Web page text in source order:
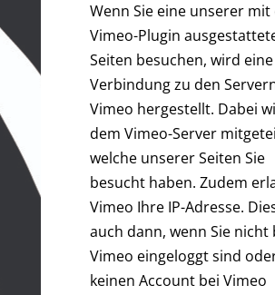
Wenn Sie eine unserer mit
Vimeo-Plugin
Seiten besuchen, wird eine
Verbindung zu den
Vimeo hergestellt. Dabei
dem Vimeo-Server
welche unserer Seiten Sie
besucht haben. Zudem
Vimeo Ihre IP-Adresse.
auch dann, wenn Sie nicht
Vimeo eingeloggt sind
keinen Account bei Vimeo